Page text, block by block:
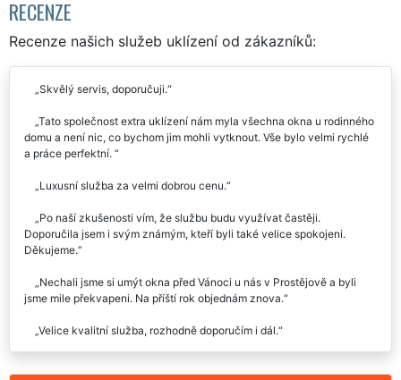
RECENZE
Skvělý servis, doporučuji.
Tato společnost extra uklízení nám myla všechna okna u rodinného
a práce perfektní.
Luxusní služba za velmi dobrou cenu.
Po naší zkušenosti vím, že službu budu využívat častěji.
Doporučila jsem i svým známým, kteří byli také velice spokojeni.